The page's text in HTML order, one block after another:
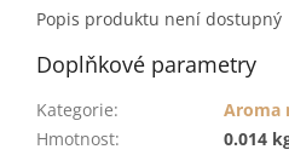
Popis produktu není dostupný
Doplňkové parametry
Kategorie:
Aroma
Hmotnost:
0.014